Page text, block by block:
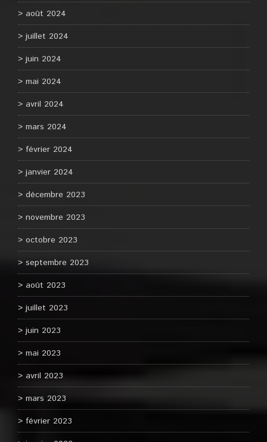
août 2024
juillet 2024
juin 2024
mai 2024
avril 2024
mars 2024
février 2024
janvier 2024
décembre 2023
novembre 2023
octobre 2023
septembre 2023
août 2023
juillet 2023
juin 2023
mai 2023
avril 2023
mars 2023
février 2023